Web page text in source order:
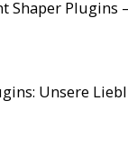
Shaper Plugins
Unsere